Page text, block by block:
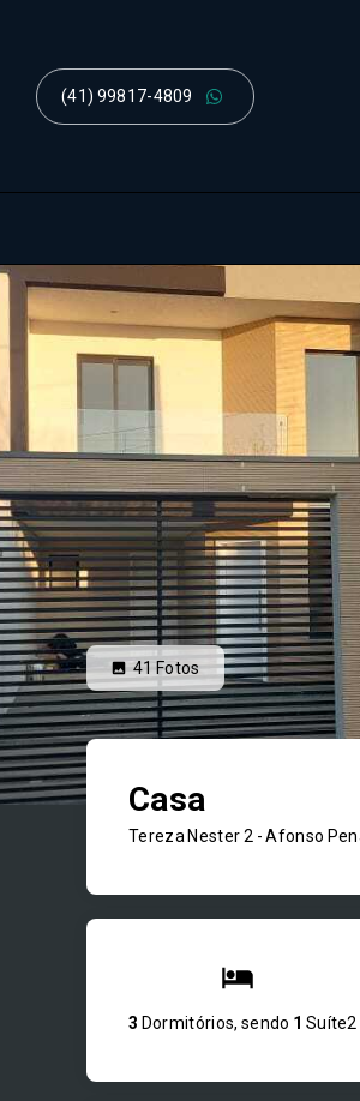
(41) 99817-4809
41 Fotos
Casa
Tereza Nester 2 -Afonso
3 Dormitórios, sendo 1 Suíte2